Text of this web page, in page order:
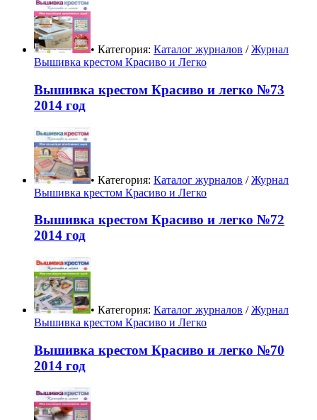
• Категория: Каталог журналов /Журнал
Вышивка крестом Красиво и Легко
Вышивка крестом Красиво и легко №73
2014 год
• Категория: Каталог журналов /Журнал
Вышивка крестом Красиво и Легко
Вышивка крестом Красиво и легко №72
2014 год
• Категория: Каталог журналов /Журнал
Вышивка крестом Красиво и Легко
Вышивка крестом Красиво и легко №70
2014 год